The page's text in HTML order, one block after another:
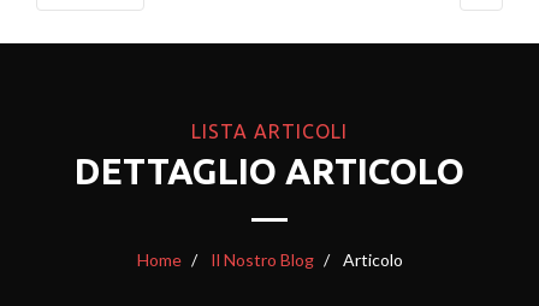
LISTA ARTICOLI
DETTAGLIO ARTICOLO
Home Il Nostro Blog Articolo